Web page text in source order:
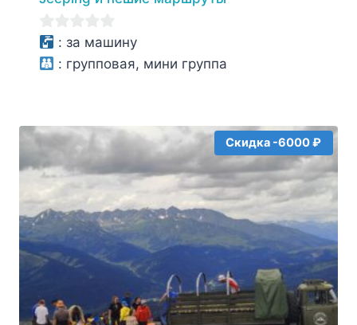
0
из
: за машину
: групповая, мини группа
Скидка -6000 ₽